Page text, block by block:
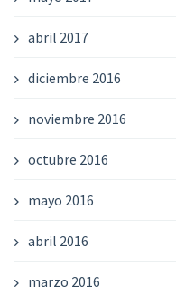
abril 2017
diciembre 2016
noviembre 2016
octubre 2016
mayo 2016
abril 2016
marzo 2016